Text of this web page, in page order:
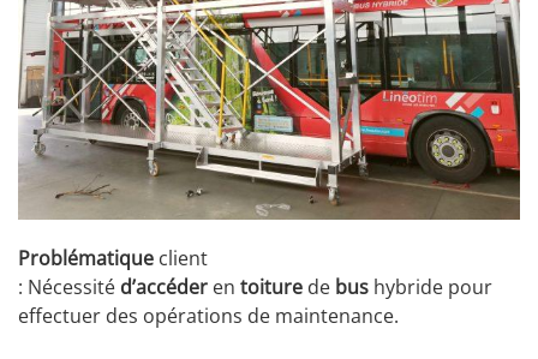
Problématique client
: Nécessité d’accéder en toiture de bus hybride pour
effectuer des opérations de maintenance.